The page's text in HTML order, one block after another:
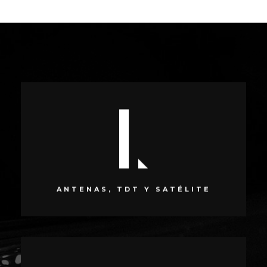
ANTENAS, TDT Y SATÉLITE
Instalación y mantenimiento de antenas (antenas terrestres, antenas
parabólicas, satélite, TDT…) tanto colectivas como individuales